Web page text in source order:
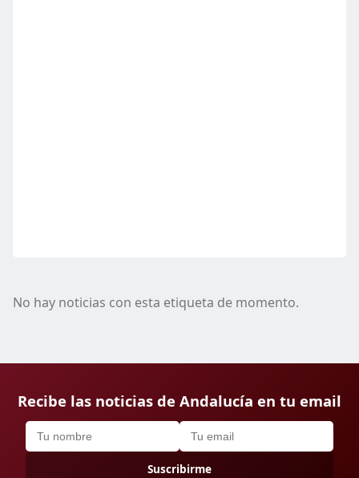
No hay noticias con esta etiqueta de momento.
Recibe las noticias de Andalucía en tu email
Suscribirme